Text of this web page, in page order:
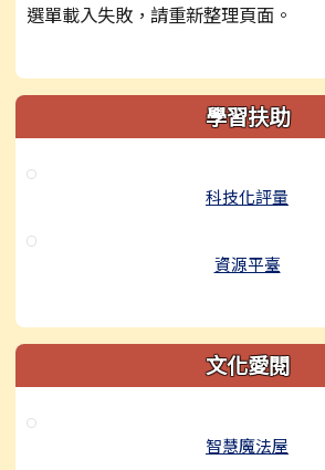
選單載入失敗，請重新整理頁面。
學習扶助
科技化評量
資源平臺
文化愛閱
智慧魔法屋